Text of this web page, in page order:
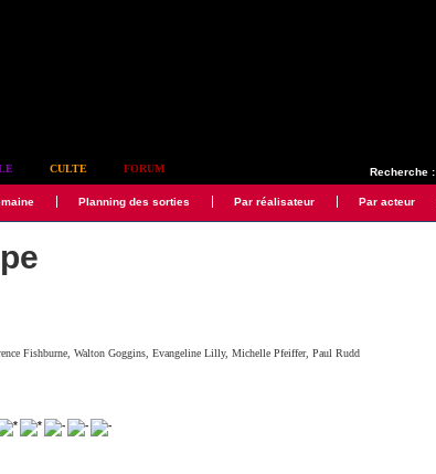
Recherche :
CULTE FORUM
Planning des sorties Par réalisateur Par acteur
Fishburne ,Walton Goggins ,Evangeline Lilly,Michelle Pfeiffer,Paul Rudd